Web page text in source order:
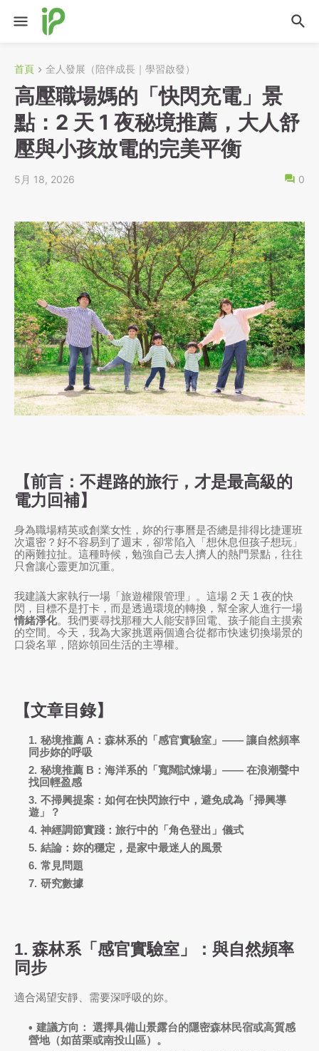
首頁 全人發展（陪伴成長｜學習啟發）
高壓職場媽的「快閃充電」景
點：2 天 1 夜秘境推薦，大人舒
壓與小孩放電的完美平衡
5月 18, 2026 0
【前言：不趕路的旅行，才是最高級的
電力回補】
身為職場精英或創業女性，妳的行事曆是否總是排得比捷運班
次還密？好不容易到了週末，卻常陷入「想休息但孩子想玩」
的兩難拉扯。這種時候，勉強自己去人擠人的熱門景點，往往
只會讓心靈更加沉重。
我建議大家執行一場「旅遊權限管理」。這場 2 天 1 夜的快
閃，目標不是打卡，而是透過環境的轉換，幫全家人進行一場
情緒淨化。我們要尋找那種大人能安靜回電、孩子能自主摸索
的空間。今天，我為大家挑選兩個適合從都市快速切換場景的
口袋名單，陪妳領回生活的主導權。
【文章目錄】
秘境推薦 A：森林系的「感官實驗室」—— 讓自然頻率
同步妳的呼吸
秘境推薦 B：海洋系的「寬闊試煉場」—— 在浪潮聲中
找回輕盈感
不掃興提案：如何在快閃旅行中，避免成為「掃興導
遊」？
神經調節實踐：旅行中的「角色登出」儀式
結論：妳的穩定，是家中最迷人的風景
常見問題
研究數據
1. 森林系「感官實驗室」：與自然頻率
同步
適合渴望安靜、需要深呼吸的妳。
建議方向： 選擇具備山景露台的隱密森林民宿或高質感
營地（如苗栗或南投山區）。